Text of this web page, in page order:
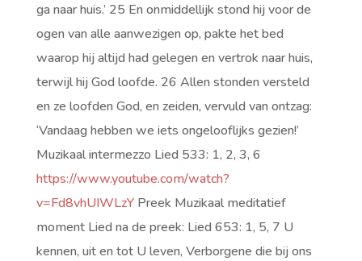
ga naar huis.’ 25 En onmiddellijk stond hij voor de
ogen van alle aanwezigen op, pakte het bed
waarop hij altijd had gelegen en vertrok naar huis,
terwijl hij God loofde. 26 Allen stonden versteld
en ze loofden God, en zeiden, vervuld van ontzag:
‘Vandaag hebben we iets ongelooflijks gezien!’
Muzikaal intermezzo Lied 533: 1, 2, 3, 6
https://www.youtube.com/watch?
v=Fd8vhUIWLzYPreek Muzikaal meditatief
moment Lied na de preek: Lied 653: 1, 5, 7 U
kennen, uit en tot U leven, Verborgene die bij ons